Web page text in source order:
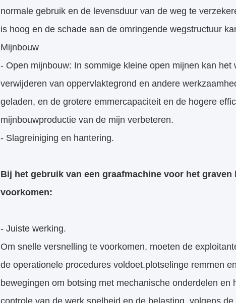
normale gebruik en de levensduur van de weg te
is hoog en de schade aan de omringende wegstructuur
Mijnbouw
- Open mijnbouw: In sommige kleine open mijnen kan
verwijderen van oppervlaktegrond en andere
geladen, en de grotere emmercapaciteit en de hogere
mijnbouwproductie van de mijn verbeteren.
- Slagreiniging en hantering.
Bij het gebruik van een graafmachine voor het
voorkomen:
- Juiste werking.
Om snelle versnelling te voorkomen, moeten de
de operationele procedures voldoet.plotselinge remmen
bewegingen om botsing met mechanische onderdelen
controle van de werk snelheid en de belasting, volgens